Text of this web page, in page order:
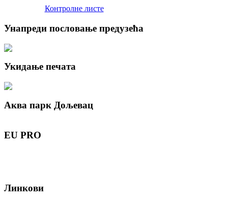
Контролне листе
Унапреди пословање предузећа
Укидање печата
Аква парк Дољевац
EU PRO
Линкови